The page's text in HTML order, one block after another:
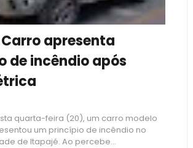
apresenta
de incêndio após
quarta-feira (20), um carro modelo
um princípio de incêndio no
de Itapajé. Ao percebe...